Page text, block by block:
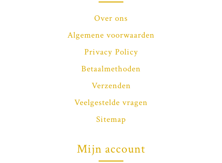
Over ons
Algemene voorwaarden
Privacy Policy
Betaalmethoden
Verzenden
Veelgestelde vragen
Sitemap
Mijn account